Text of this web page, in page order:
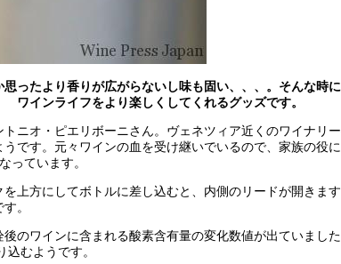
ったより香りが広がらないし味も固い、、、。そんな
ワインライフをより楽しくしてくれるグッズです。
ニオ・ピエリボーニさん。ヴェネツィア近くのワイナ
です。元々ワインの血を受け継いでいるので、家族の
っています。
上方にしてボトルに差し込むと、内側のリードが開き
。
のワインに含まれる酸素含有量の変化数値が出ていま
むようです。